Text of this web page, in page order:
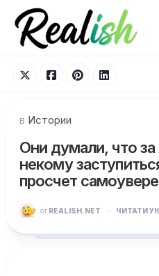
Перейти
содержанию
в Истории
Они думали, что
некому
просчет
от REALISH.NET · ЧИТАТИ